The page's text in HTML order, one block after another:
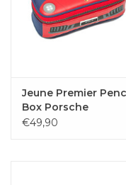
Jeune Premier
Box Porsche
€49,90